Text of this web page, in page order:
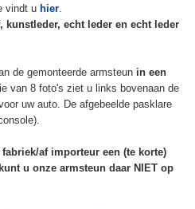
vindt u hier.
kunstleder, echt leder en echt leder
de gemonteerde armsteun in een
van 8 foto's ziet u links bovenaan de
uw auto. De afgebeelde pasklare
af importeur een (te korte)
u onze armsteun daar NIET op